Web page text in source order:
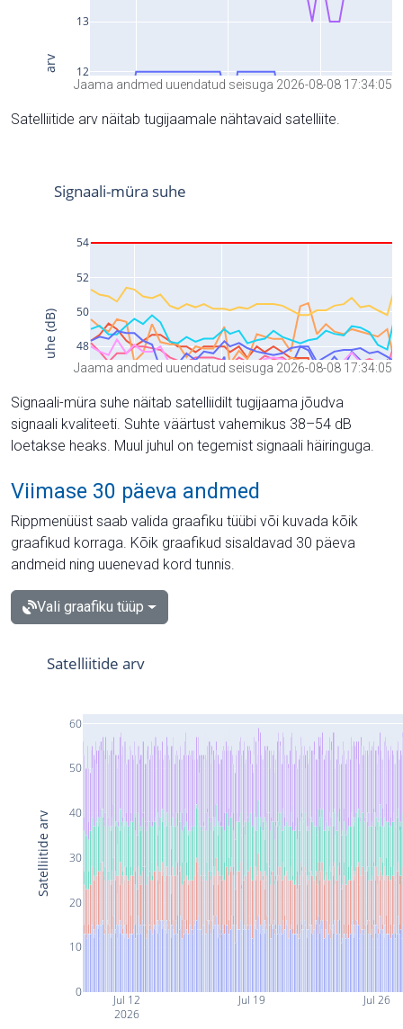
Jaama andmed uuendatud seisuga 2026-08-08 17:34:05
Satelliitide arv näitab tugijaamale nähtavaid satelliite.
Jaama andmed uuendatud seisuga 2026-08-08 17:34:05
Signaali-müra suhe näitab satelliidilt tugijaama jõudva
signaali kvaliteeti. Suhte väärtust vahemikus 38–54 dB
loetakse heaks. Muul juhul on tegemist signaali häiringuga.
Viimase 30 päeva andmed
Rippmenüüst saab valida graafiku tüübi või kuvada kõik
graafikud korraga. Kõik graafikud sisaldavad 30 päeva
andmeid ning uuenevad kord tunnis.
Vali graafiku tüüp
Jul 12
2026
Jul 19 Jul 26
0
10
20
30
40
50
60
Satelliitide arv
Satelliitide arv